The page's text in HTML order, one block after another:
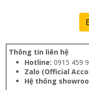
Thông tin liên hệ
Hotline: 0915 459
Zalo (Official
Hệ thống